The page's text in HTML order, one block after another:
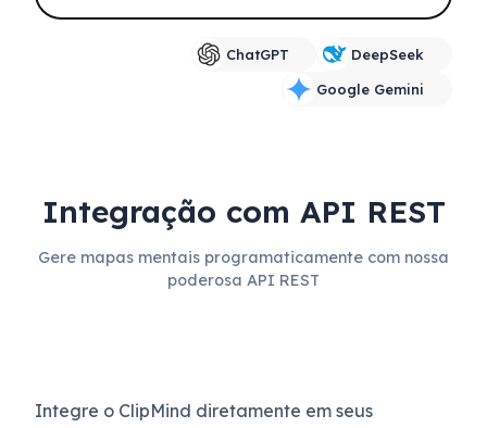
ChatGPT
DeepSeek
Google Gemini
Integração com API REST
Gere mapas mentais programaticamente com nossa
poderosa API REST
Integre o ClipMind diretamente em seus